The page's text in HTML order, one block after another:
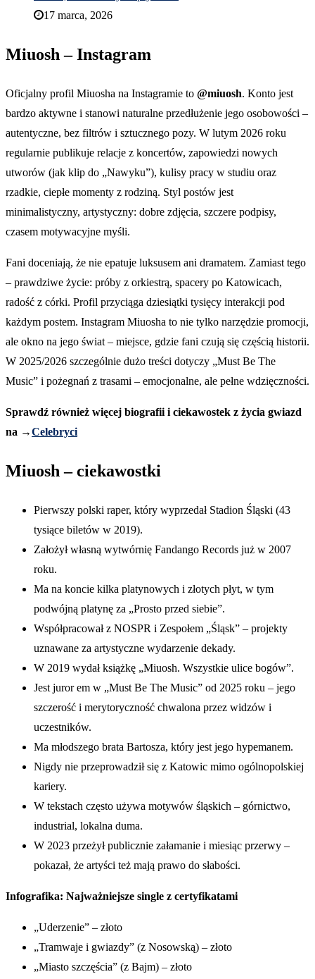
17 marca, 2026
Miuosh – Instagram
Oficjalny profil Miuosha na Instagramie to @miuosh. Konto jest
bardzo aktywne i stanowi naturalne przedłużenie jego osobowości –
autentyczne, bez filtrów i sztucznego pozy. W lutym 2026 roku
regularnie publikuje relacje z koncertów, zapowiedzi nowych
utworów (jak klip do „Nawyku”), kulisy pracy w studiu oraz
rzadkie, ciepłe momenty z rodziną. Styl postów jest
minimalistyczny, artystyczny: dobre zdjęcia, szczere podpisy,
czasem motywacyjne myśli.
Fani doceniają, że nie epatuje luksusem ani dramatem. Zamiast tego
– prawdziwe życie: próby z orkiestrą, spacery po Katowicach,
radość z córki. Profil przyciąga dziesiątki tysięcy interakcji pod
każdym postem. Instagram Miuosha to nie tylko narzędzie promocji,
ale okno na jego świat – miejsce, gdzie fani czują się częścią historii.
W 2025/2026 szczególnie dużo treści dotyczy „Must Be The
Music” i pożegnań z trasami – emocjonalne, ale pełne wdzięczności.
Sprawdź również więcej biografii i ciekawostek z życia gwiazd
na →Celebryci
Miuosh – ciekawostki
Pierwszy polski raper, który wyprzedał Stadion Śląski (43
tysiące biletów w 2019).
Założył własną wytwórnię Fandango Records już w 2007
roku.
Ma na koncie kilka platynowych i złotych płyt, w tym
podwójną platynę za „Prosto przed siebie”.
Współpracował z NOSPR i Zespołem „Śląsk” – projekty
uznawane za artystyczne wydarzenie dekady.
W 2019 wydał książkę „Miuosh. Wszystkie ulice bogów”.
Jest juror em w „Must Be The Music” od 2025 roku – jego
szczerość i merytoryczność chwalona przez widzów i
uczestników.
Ma młodszego brata Bartosza, który jest jego hypemanem.
Nigdy nie przeprowadził się z Katowic mimo ogólnopolskiej
kariery.
W tekstach często używa motywów śląskich – górnictwo,
industrial, lokalna duma.
W 2023 przeżył publicznie załamanie i miesiąc przerwy –
pokazał, że artyści też mają prawo do słabości.
Infografika: Najważniejsze single z certyfikatami
„Uderzenie” – złoto
„Tramwaje i gwiazdy” (z Nosowską) – złoto
„Miasto szczęścia” (z Bajm) – złoto